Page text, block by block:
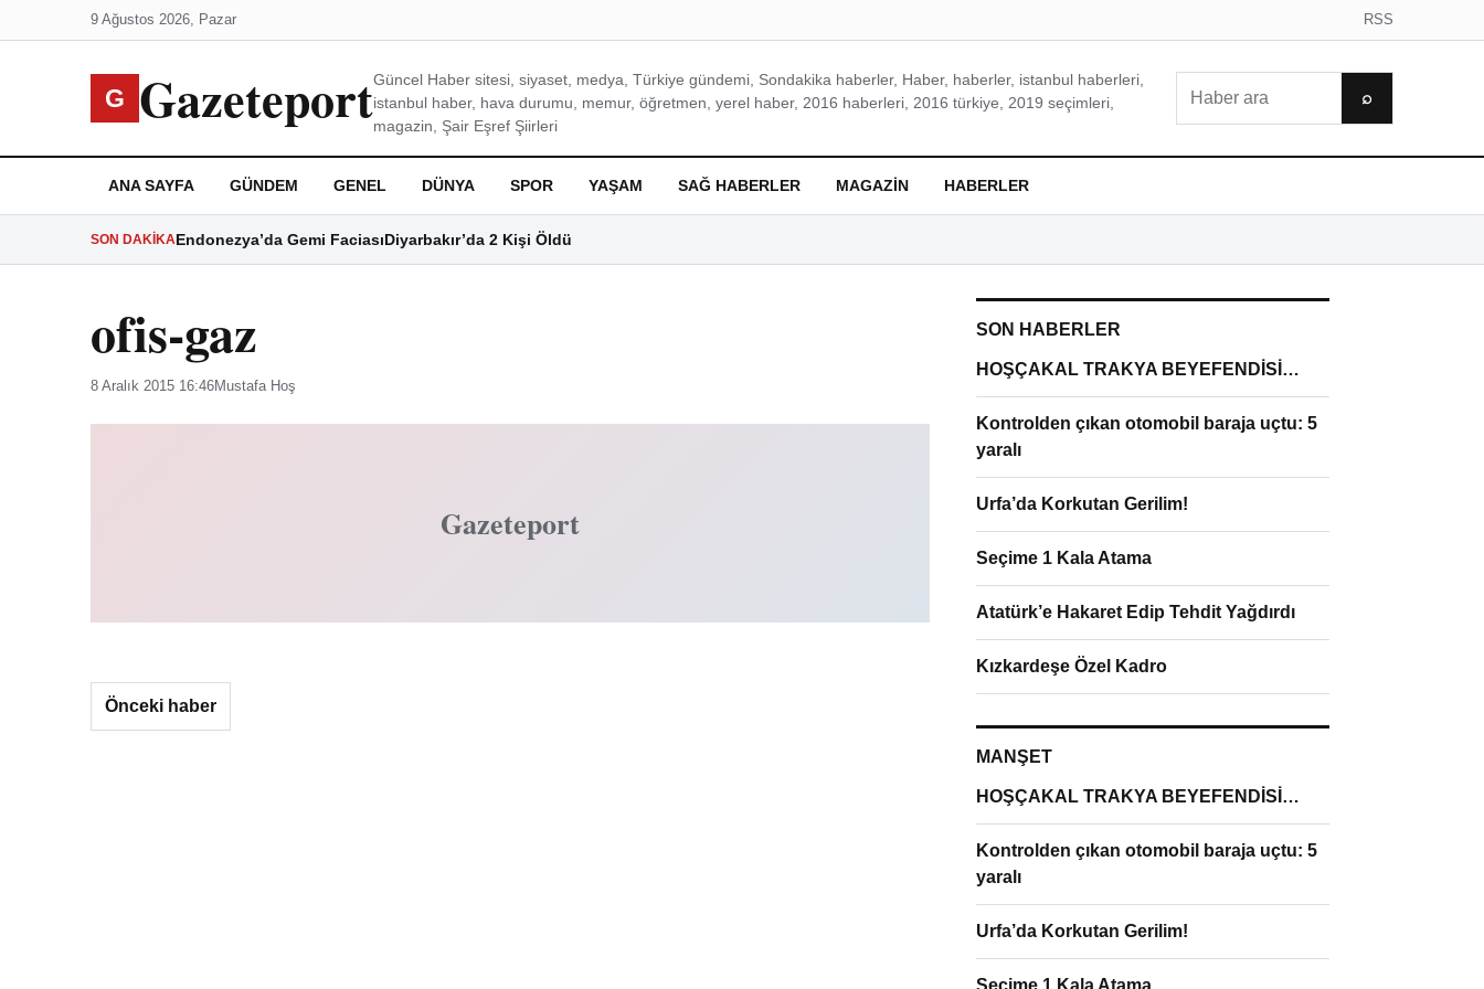
9 Ağustos 2026, Pazar RSS
G GazeteportGüncel Haber sitesi, siyaset, medya, Türkiye gündemi, Sondakika haberler, Haber, haberler, istanbul haberleri,
istanbul haber, hava durumu, memur, öğretmen, yerel haber, 2016 haberleri, 2016 türkiye, 2019 seçimleri,
magazin, Şair Eşref Şiirleri
⌕
ANA SAYFA GÜNDEM GENEL DÜNYA SPOR YAŞAM SAĞ HABERLER MAGAZIN HABERLER
SON DAKIKAEndonezya’da Gemi FaciasıDiyarbakır’da 2 Kişi Öldü
ofis-gaz
8 Aralık 2015 16:46Mustafa Hoş
Gazeteport
Önceki haber
SON HABERLER
HOŞÇAKAL TRAKYA BEYEFENDİSİ…
Kontrolden çıkan otomobil baraja uçtu: 5
yaralı
Urfa’da Korkutan Gerilim!
Seçime 1 Kala Atama
Atatürk’e Hakaret Edip Tehdit Yağdırdı
Kızkardeşe Özel Kadro
MANŞET
HOŞÇAKAL TRAKYA BEYEFENDİSİ…
Kontrolden çıkan otomobil baraja uçtu: 5
yaralı
Urfa’da Korkutan Gerilim!
Seçime 1 Kala Atama